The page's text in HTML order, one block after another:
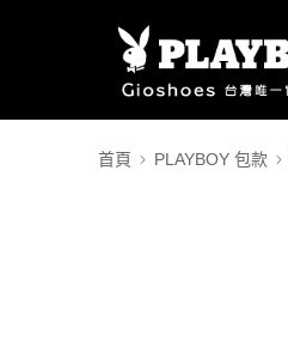
首頁 PLAYBOY 包款